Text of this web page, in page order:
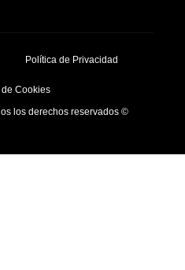
Política de Privacidad
de Cookies
los derechos reservados ©